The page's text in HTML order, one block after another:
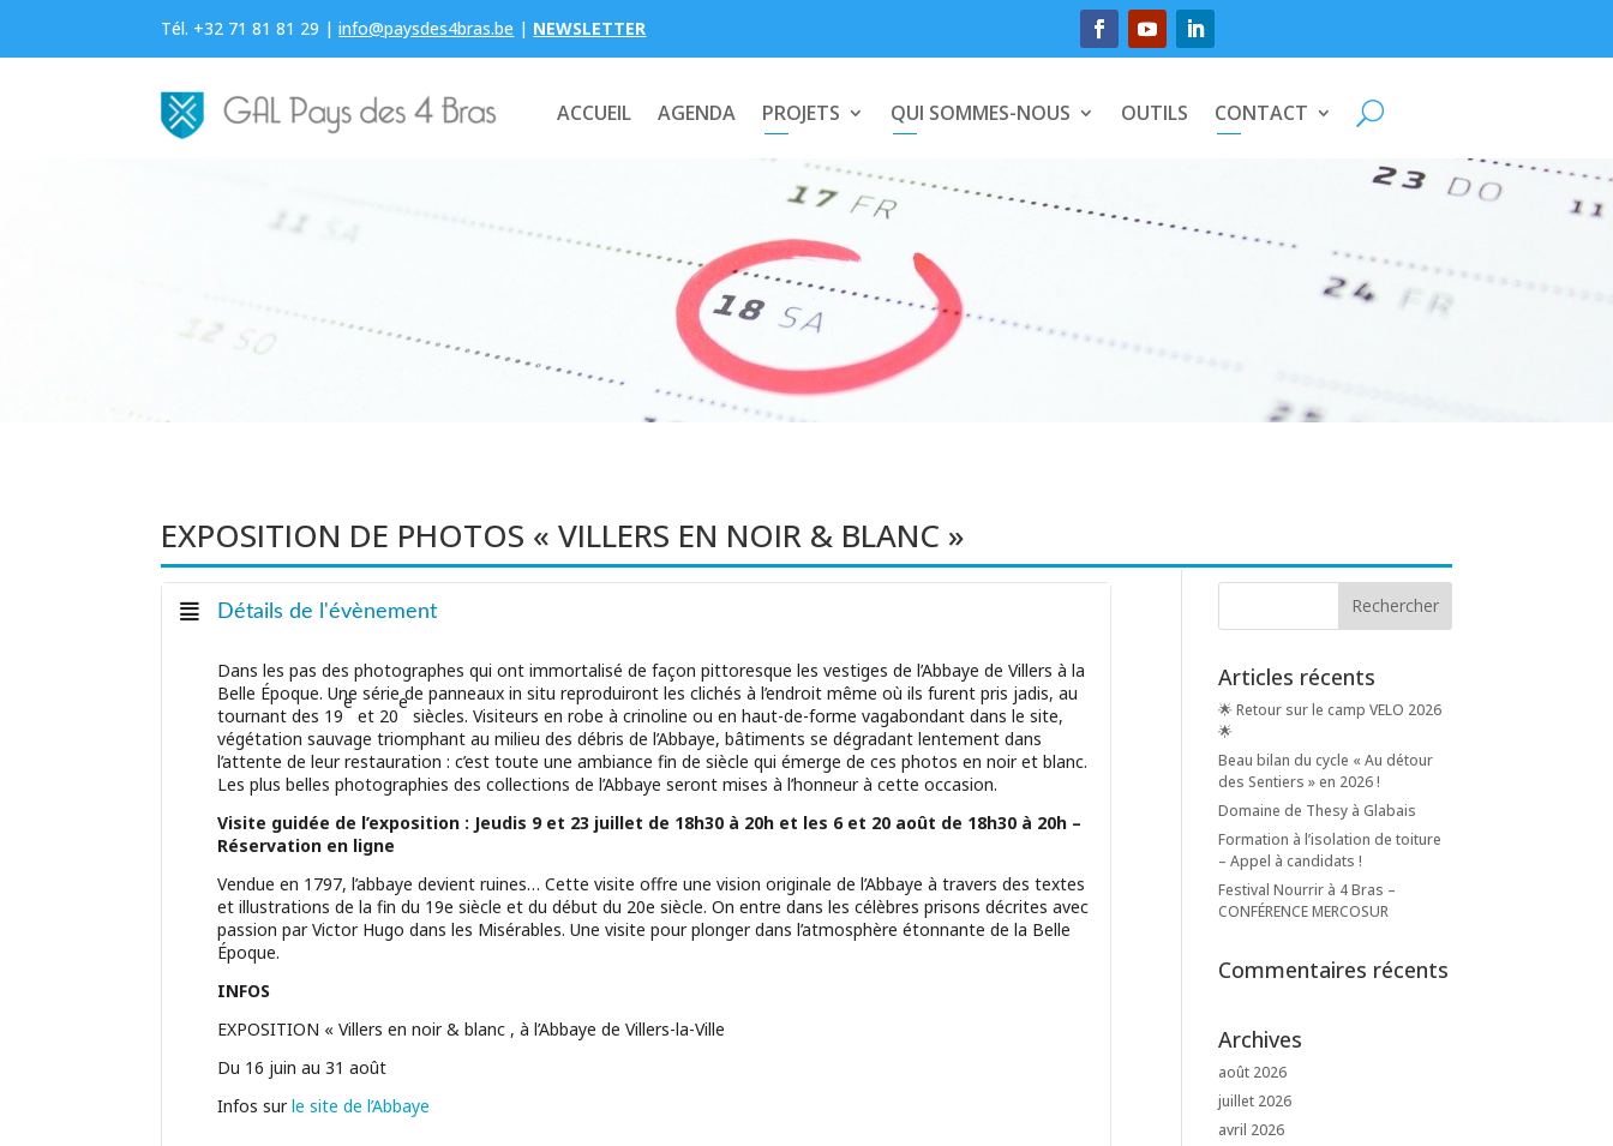
Tél. +32 71 81 81 29 | info@paysdes4bras.be | NEWSLETTER
ACCUEIL AGENDA PROJETS QUI SOMMES-NOUS OUTILS CONTACT
EXPOSITION DE PHOTOS « VILLERS EN NOIR & BLANC »
Détails de l'évènement
Dans les pas des photographes qui ont immortalisé de façon pittoresque les vestiges de l’Abbaye de Villers à la
Belle Époque. Une série de panneaux in situ reproduiront les clichés à l’endroit même où ils furent pris jadis, au
tournant des 19
e
et 20
e
siècles. Visiteurs en robe à crinoline ou en haut-de-forme vagabondant dans le site,
végétation sauvage triomphant au milieu des débris de l’Abbaye, bâtiments se dégradant lentement dans
l’attente de leur restauration : c’est toute une ambiance fin de siècle qui émerge de ces photos en noir et blanc.
Les plus belles photographies des collections de l’Abbaye seront mises à l’honneur à cette occasion.
Visite guidée de l’exposition : Jeudis 9 et 23 juillet de 18h30 à 20h et les 6 et 20 août de 18h30 à 20h –
Réservation en ligne
Vendue en 1797, l’abbaye devient ruines… Cette visite offre une vision originale de l’Abbaye à travers des textes
et illustrations de la fin du 19e siècle et du début du 20e siècle. On entre dans les célèbres prisons décrites avec
passion par Victor Hugo dans les Misérables. Une visite pour plonger dans l’atmosphère étonnante de la Belle
Époque.
INFOS
EXPOSITION « Villers en noir & blanc , à l’Abbaye de Villers-la-Ville
Du 16 juin au 31 août
Infos surle site de l’Abbaye
Articles récents
🌟 Retour sur le camp VELO 2026
🌟
Beau bilan du cycle « Au détour
des Sentiers » en 2026 !
Domaine de Thesy à Glabais
Formation à l’isolation de toiture
– Appel à candidats !
Festival Nourrir à 4 Bras –
CONFÉRENCE MERCOSUR
Commentaires récents
Archives
août 2026
juillet 2026
avril 2026